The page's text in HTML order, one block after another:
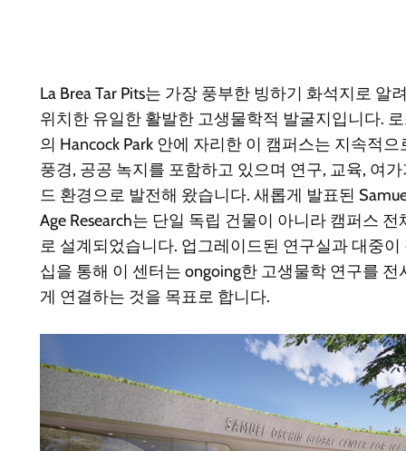
La Brea Tar Pits는 가장 풍부한 빙하기 화석지로 알
위치한 유일한 활발한 고생물학적 발굴지입니다.
의 Hancock Park 안에 자리한 이 캠퍼스는 지속적
풍경, 공공 녹지를 포함하고 있으며 연구, 교육, 여
드 환경으로 발전해 왔습니다. 새롭게 발표된
Age Research는 단일 독립 건물이 아니라 캠퍼스
로 설계되었습니다. 업그레이드된 연구실과 대중
십을 통해 이 센터는 ongoing한 고생물학 연구를
게 연결하는 것을 목표로 합니다.